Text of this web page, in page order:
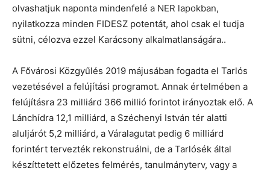
olvashatjuk naponta mindenfelé a NER lapokban,
nyilatkozza minden FIDESZ potentát, ahol csak el tudja
sütni, célozva ezzel Karácsony alkalmatlanságára..
A Fővárosi Közgyűlés 2019 májusában fogadta el Tarlós
vezetésével a felújítási programot. Annak értelmében a
felújításra 23 milliárd 366 millió forintot irányoztak elő. A
Lánchídra 12,1 milliárd, a Széchenyi István tér alatti
aluljárót 5,2 milliárd, a Váralagutat pedig 6 milliárd
forintért tervezték rekonstruálni, de a Tarlósék által
készíttetett előzetes felmérés, tanulmányterv, vagy a